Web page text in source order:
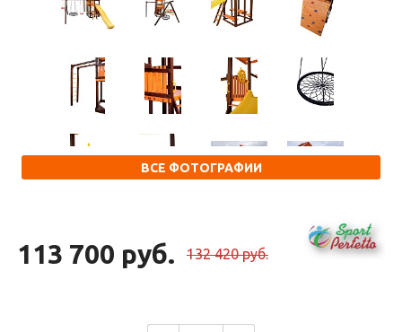
ВСЕ ФОТОГРАФИИ
113 700 руб. 132 420 руб.